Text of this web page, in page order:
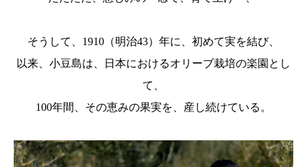
そうして、1910（明治43）年に、初めて実を結び、
以来、小豆島は、日本におけるオリーブ栽培の楽園とし
て、
100年間、その恵みの果実を、産し続けている。